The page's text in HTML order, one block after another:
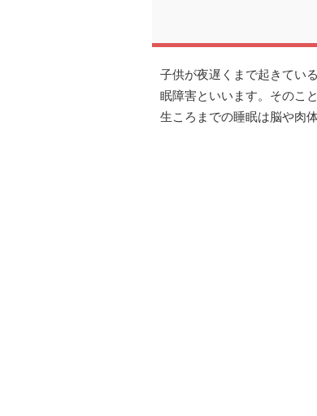
子供が夜遅くまで起きてい
眠障害といいます。そのこ
生ころまでの睡眠は脳や肉